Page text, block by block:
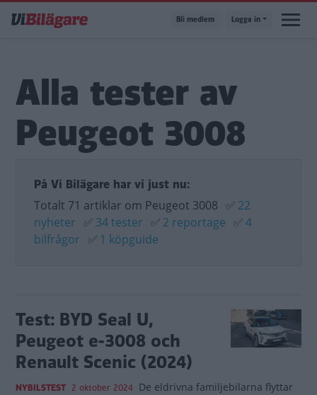
till
Bli medlem Logga in
Alla tester av
Peugeot 3008
På Vi Bilägare har vi just nu:
Totalt 71 artiklar om Peugeot 3008 ✅ 22
nyheter ✅ 34 tester ✅ 2 reportage ✅4
bilfrågor ✅ 1 köpguide
Test: BYD Seal U,
Peugeot e-3008 och
Renault Scenic (2024)
NYBILSTEST 2 oktober 2024 De eldrivna familjebilarna flyttar